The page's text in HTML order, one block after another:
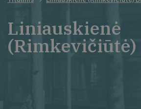
Liniauskienė
(Rimkevičiūtė)